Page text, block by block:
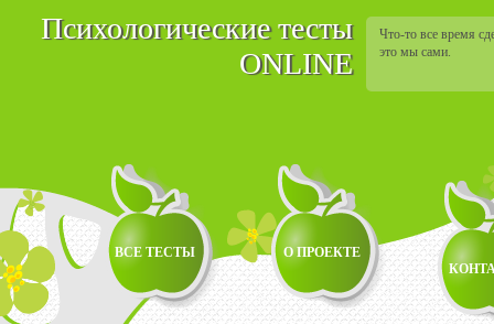
Психологические тесты
ONLINE
Что-то все время
это мы сами.
ВСЕ ТЕСТЫ
О ПРОЕКТЕ